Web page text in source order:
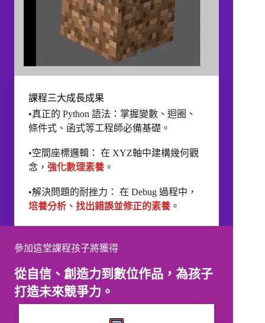
課程三大成長成果
•真正的 Python 語法：掌握變數、迴圈、
條件式、函式等工程師必備基礎。
•空間座標邏輯： 在 XYZ軸中建構幾何觀
念， 強化數理素養 。
•解決問題的耐挫力： 在 Debug 過程中，
培養分析、找出錯誤並修正的素養 。
參加這堂課程孩子將獲得
從自信、創造力到數位作品，為孩子
打造未來競爭力。